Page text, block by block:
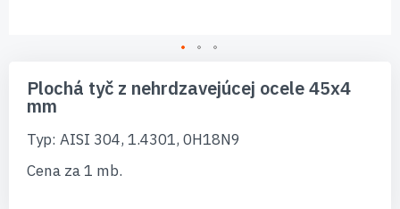
začiatok
galérie
Plochá tyč z nehrdzavejúcej ocele 45x4
mm
Typ: AISI 304, 1.4301, 0H18N9
Cena za 1 mb.